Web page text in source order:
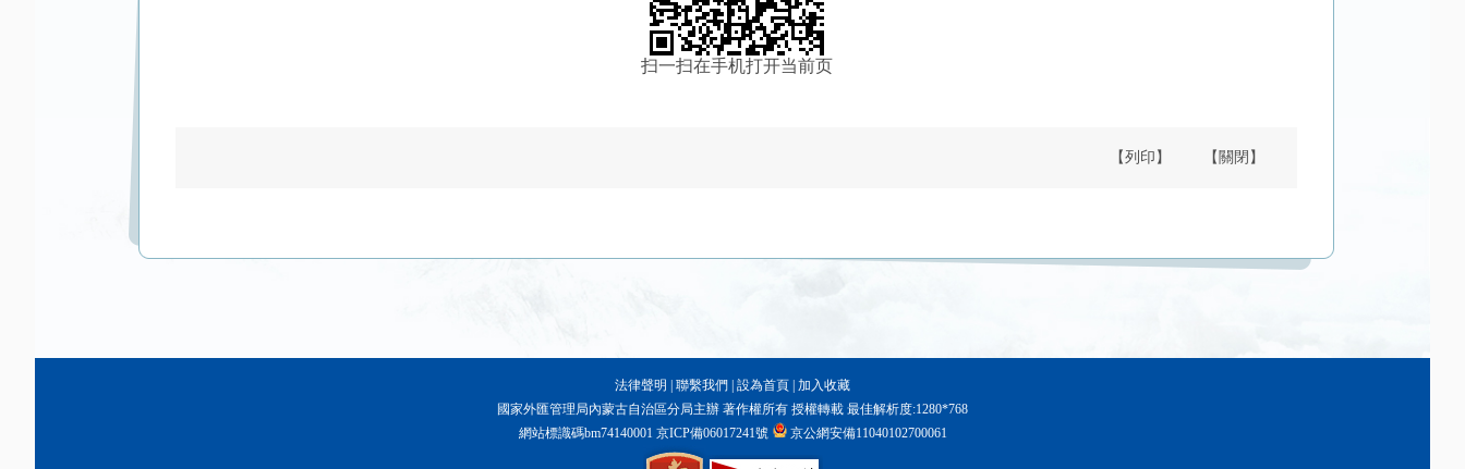
扫一扫在手机打开当前页
【列印】 【關閉】
法律聲明 聯繫我們 設為首頁 加入收藏
國家外匯管理局內蒙古自治區分局主辦 著作權所有 授權轉載 最佳解析度:1280*768
網站標識碼bm74140001京ICP備06017241號 京公網安備11040102700061